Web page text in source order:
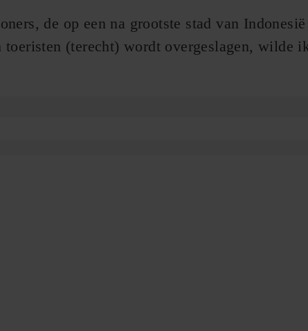
de op een na grootste stad van
toeristen (terecht) wordt overgeslagen, wilde